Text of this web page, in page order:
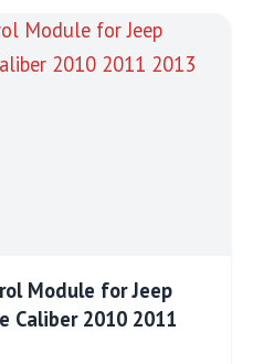
Module for Jeep
Caliber 2010 2011